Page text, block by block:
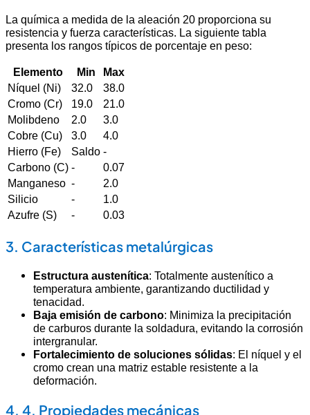
La química a medida de la aleación 20 proporciona su
resistencia y fuerza características. La siguiente tabla
presenta los rangos típicos de porcentaje en peso:
Elemento Min
Max
Níquel (Ni)
32.0
38.0
Cromo (Cr)
19.0
21.0
Molibdeno
2.0
3.0
Cobre (Cu)
3.0
4.0
Hierro (Fe)
Saldo -
Carbono (C) -
0.07
Manganeso -
2.0
Silicio
-
1.0
Azufre (S)
- 0.03
3. Características metalúrgicas
Estructura austenítica: Totalmente austenítico a
temperatura ambiente, garantizando ductilidad y
tenacidad.
Baja emisión de carbono: Minimiza la precipitación
de carburos durante la soldadura, evitando la corrosión
intergranular.
Fortalecimiento de soluciones sólidas: El níquel y el
cromo crean una matriz estable resistente a la
deformación.
4. 4. Propiedades mecánicas